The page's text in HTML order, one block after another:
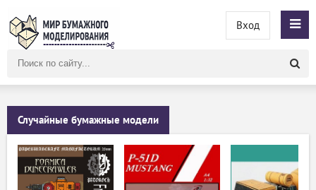
сайту
Вход
Случайные бумажные модели